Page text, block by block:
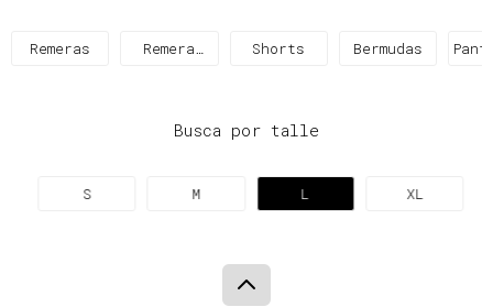
Remeras
Remera
Shorts Bermudas
Busca por talle
S M L XL